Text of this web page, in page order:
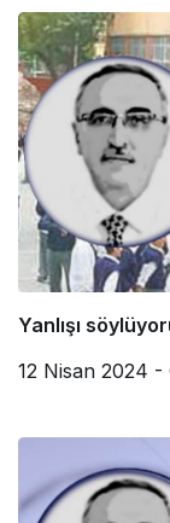
Yanlışı
12 Nisan 2024 -